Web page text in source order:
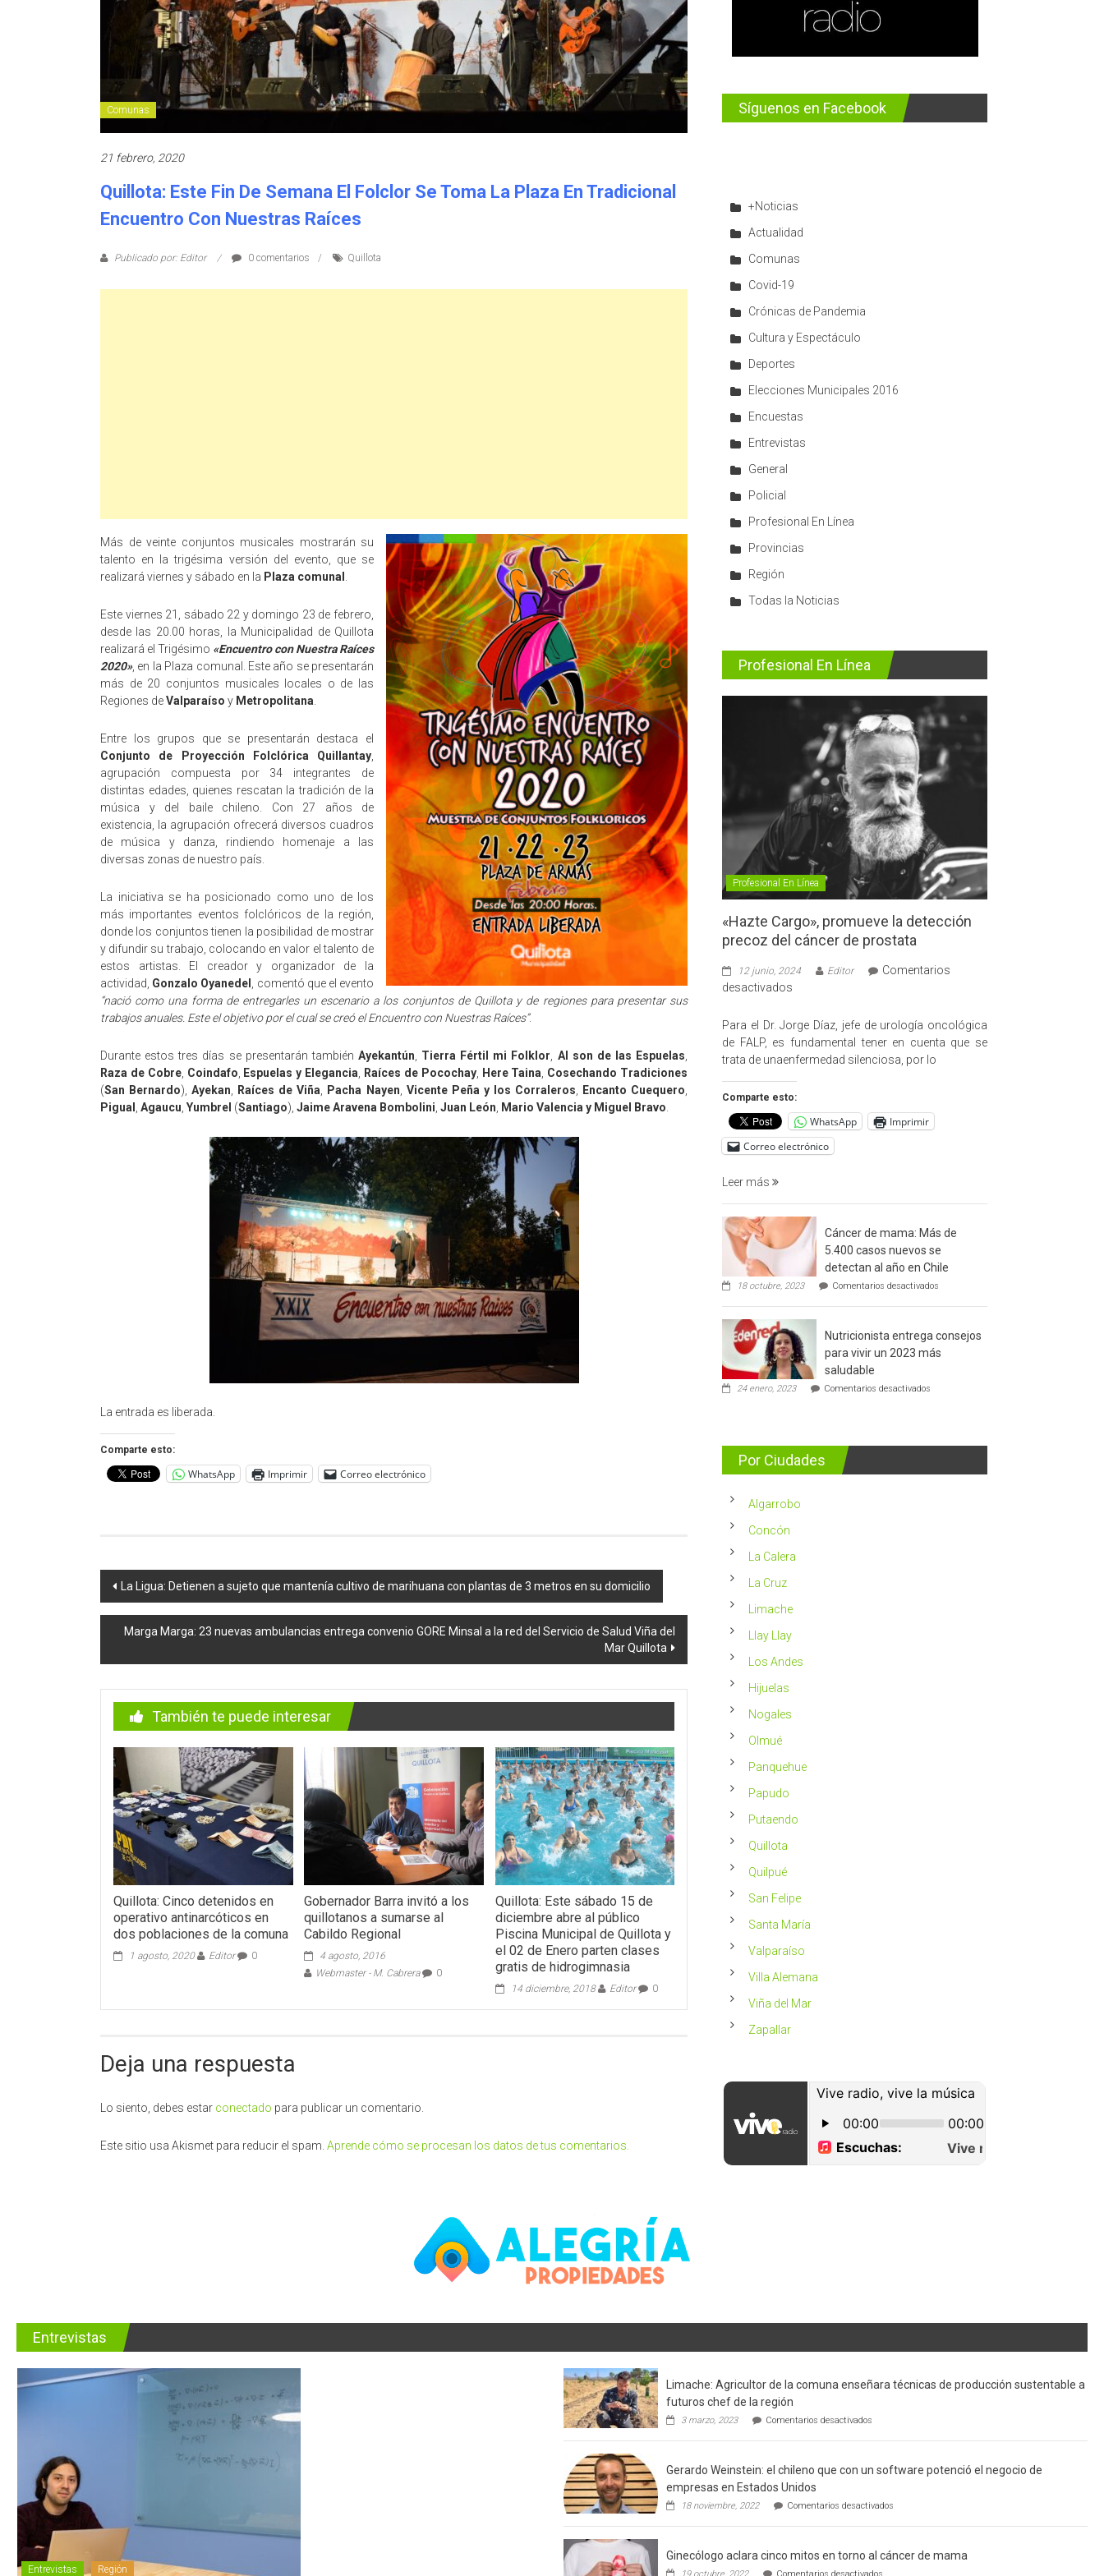
Comunas
21 febrero, 2020
Quillota: Este Fin De Semana El Folclor Se Toma La Plaza En Tradicional
Encuentro Con Nuestras Raíces
Publicado por: Editor 0 comentarios Quillota
Más de veinte conjuntos musicales mostrarán su
talento en la trigésima versión del evento, que se
realizará viernes y sábado en la Plaza comunal
Este viernes 21, sábado 22 y domingo 23 de febrero,
desde las 20.00 horas, la Municipalidad de Quillota
realizará el Trigésimo «Encuentro con Nuestra Raíces
2020», en la Plaza comunal. Este año se presentarán
más de 20 conjuntos musicales locales o de las
Regiones deValparaíso y Metropolitana
Entre los grupos que se presentarán destaca el
Conjunto de Proyección Folclórica Quillantay
agrupación compuesta por 34 integrantes de
distintas edades, quienes rescatan la tradición de la
música y del baile chileno. Con 27 años de
existencia, la agrupación ofrecerá diversos cuadros
de música y danza, rindiendo homenaje a las
diversas zonas de nuestro país.
La iniciativa se ha posicionado como uno de los
más importantes eventos folclóricos de la región,
donde los conjuntos tienen la posibilidad de mostrar
y difundir su trabajo, colocando en valor el talento de
estos artistas. El creador y organizador de la
actividad, Gonzalo Oyanedel
, comentó que el evento
“nació como una forma de entregarles un escenario a los conjuntos de Quillota y de regiones para presentar sus
trabajos anuales. Este el objetivo por el cual se creó el Encuentro con Nuestras Raíces”.
Durante estos tres días se presentarán también Ayekantún Tierra Fértil mi Folklor Al son de las Espuelas
Raza de Cobre, Coindafo Espuelas y Elegancia Raíces de Pocochay, Here Taina Cosechando Tradiciones
(San Bernardo),Ayekan Raíces de Viña Pacha Nayen Vicente Peña y los Corraleros Encanto Cuequero
Pigual
Agaucu Yumbrel (Santiago), Jaime Aravena Bombolini Juan León Mario Valencia y Miguel Bravo
La entrada es liberada.
Comparte esto:
WhatsApp Imprimir Correo electrónico
Navegación
de
entradas
La Ligua: Detienen a sujeto que mantenía cultivo de marihuana con plantas de 3 metros en su domicilio
Marga Marga: 23 nuevas ambulancias entrega convenio GORE Minsal a la red del Servicio de Salud Viña del
Mar Quillota
También te puede interesar
Quillota: Cinco detenidos en
operativo antinarcóticos en
dos poblaciones de la comuna
1 agosto, 2020 Editor 0
Gobernador Barra invitó a los
quillotanos a sumarse al
Cabildo Regional
4 agosto, 2016
Webmaster - M. Cabrera
0
Quillota: Este sábado 15 de
diciembre abre al público
Piscina Municipal de Quillota y
el 02 de Enero parten clases
gratis de hidrogimnasia
14 diciembre, 2018 Editor 0
Deja una respuesta
Lo siento, debes estar conectado para publicar un comentario.
Este sitio usa Akismet para reducir el spam. Aprende cómo se procesan los datos de tus comentarios.
Síguenos en Facebook
+Noticias
Actualidad
Comunas
Covid-19
Crónicas de Pandemia
Cultura y Espectáculo
Deportes
Elecciones Municipales 2016
Encuestas
Entrevistas
General
Policial
Profesional En Línea
Provincias
Región
Todas la Noticias
Profesional En Línea
Profesional En Línea
«Hazte Cargo», promueve la detección
precoz del cáncer de prostata
12 junio, 2024 Editor
Comentarios
desactivados
Cargo»,
promueve
la
cáncer
de
prostata
Para el Dr. Jorge Díaz, jefe de urología oncológica
de FALP, es fundamental tener en cuenta que se
trata de unaenfermedad silenciosa, por lo
Comparte esto:
WhatsApp
Imprimir
Correo electrónico
Leer más
Cáncer de mama: Más de
5.400 casos nuevos se
detectan al año en Chile
18 octubre, 2023 Comentarios desactivados
de
Más
Nutricionista entrega consejos
para vivir un 2023 más
saludable
24 enero, 2023 Comentarios desactivados
2023
Por Ciudades
Algarrobo
Concón
La Calera
La Cruz
Limache
Llay Llay
Los Andes
Hijuelas
Nogales
Olmué
Panquehue
Papudo
Putaendo
Quillota
Quilpué
San Felipe
Santa María
Valparaíso
Villa Alemana
Viña del Mar
Zapallar
Entrevistas
Entrevistas Región
Limache: Agricultor de la comuna enseñara técnicas de producción sustentable a
futuros chef de la región
3 marzo, 2023 Comentarios desactivadosen
Agricultor
la
técnicas
a
Gerardo Weinstein: el chileno que con un software potenció el negocio de
empresas en Estados Unidos
18 noviembre, 2022 Comentarios desactivadosen
Weinstein:
chileno
Ginecólogo aclara cinco mitos en torno al cáncer de mama
en